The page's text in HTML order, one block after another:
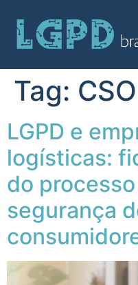
Tag: CSO
LGPD e
logísticas:
do
segurança